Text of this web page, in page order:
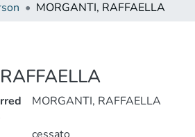
MORGANTI, RAFFAELLA
MORGANTI, RAFFAELLA